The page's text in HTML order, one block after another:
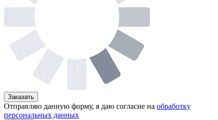
Заказать
Отправляю данную форму, я даю согласие на обработку
персональных данных